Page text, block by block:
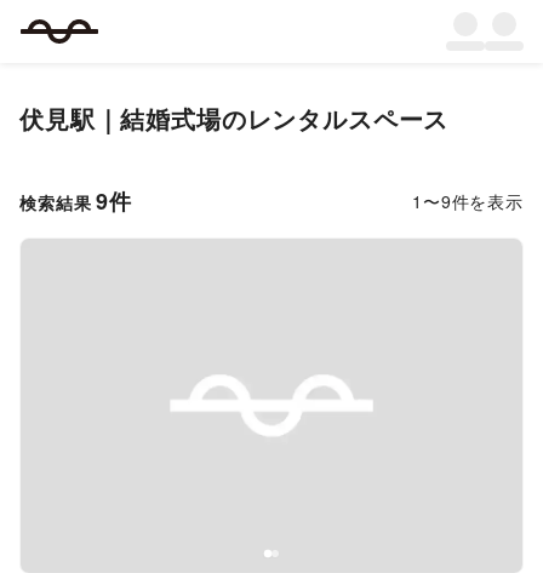
伏見駅｜結婚式場のレンタルスペース
検索結果 9件 1 〜9件を表示
Previous slide